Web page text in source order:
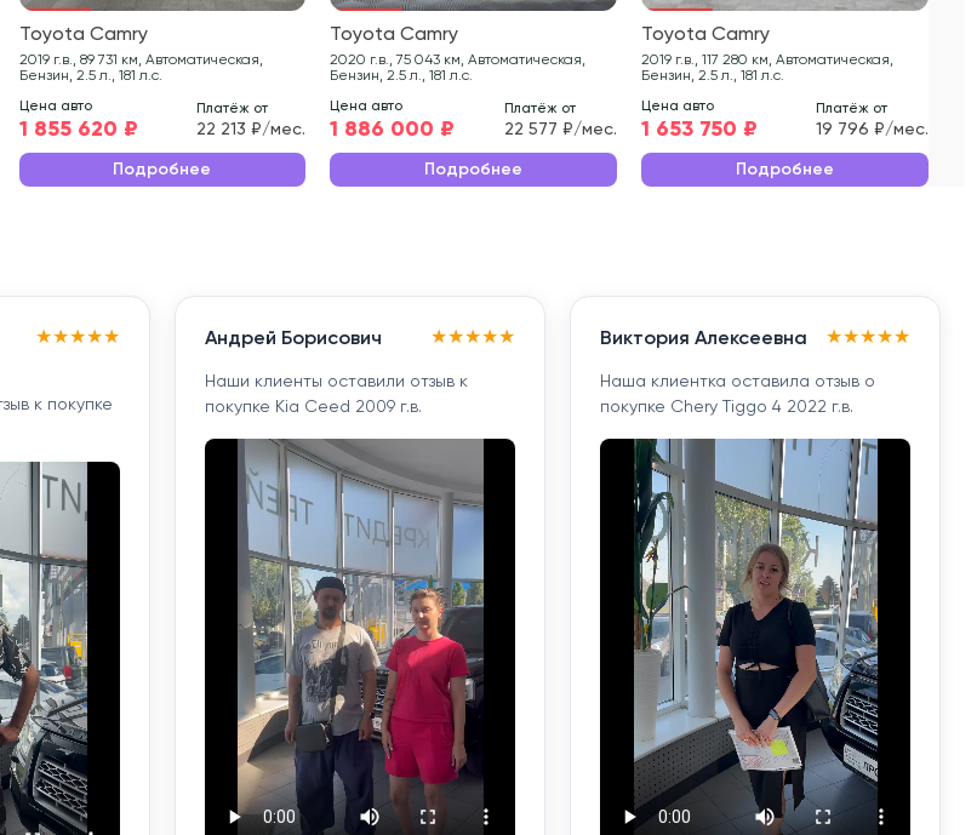
Toyota Camry
2019 г.в., 89 731 км, Автоматическая,
Бензин, 2.5 л., 181 л.с.
Цена авто
1 855 620 ₽
Платёж от
22 213 ₽/мес.
Подробнее
Toyota Camry
2020 г.в., 75 043 км, Автоматическая,
Бензин, 2.5 л., 181 л.с.
Цена авто
1 886 000 ₽
Платёж от
22 577 ₽/мес.
Подробнее
Toyota Camry
2019 г.в., 117 280 км, Автоматическая,
Бензин, 2.5 л., 181 л.с.
Цена авто
1 653 750 ₽
Платёж от
19 796 ₽/мес.
Подробнее
★★★★★
к покупке
Андрей Борисович ★★★★★
Наши клиенты оставили отзыв к
покупке Kia Ceed 2009 г.в.
Виктория Алексеевна ★★★★★
Наша клиентка оставила отзыв о
покупке Chery Tiggo 4 2022 г.в.